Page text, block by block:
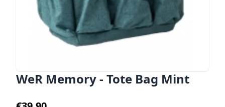
WeR Memory - Tote Bag Mint